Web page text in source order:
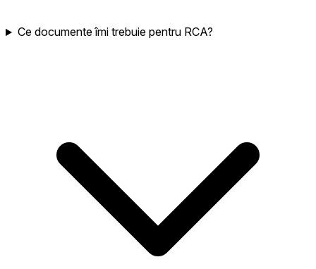
Ce documente îmi trebuie pentru RCA?